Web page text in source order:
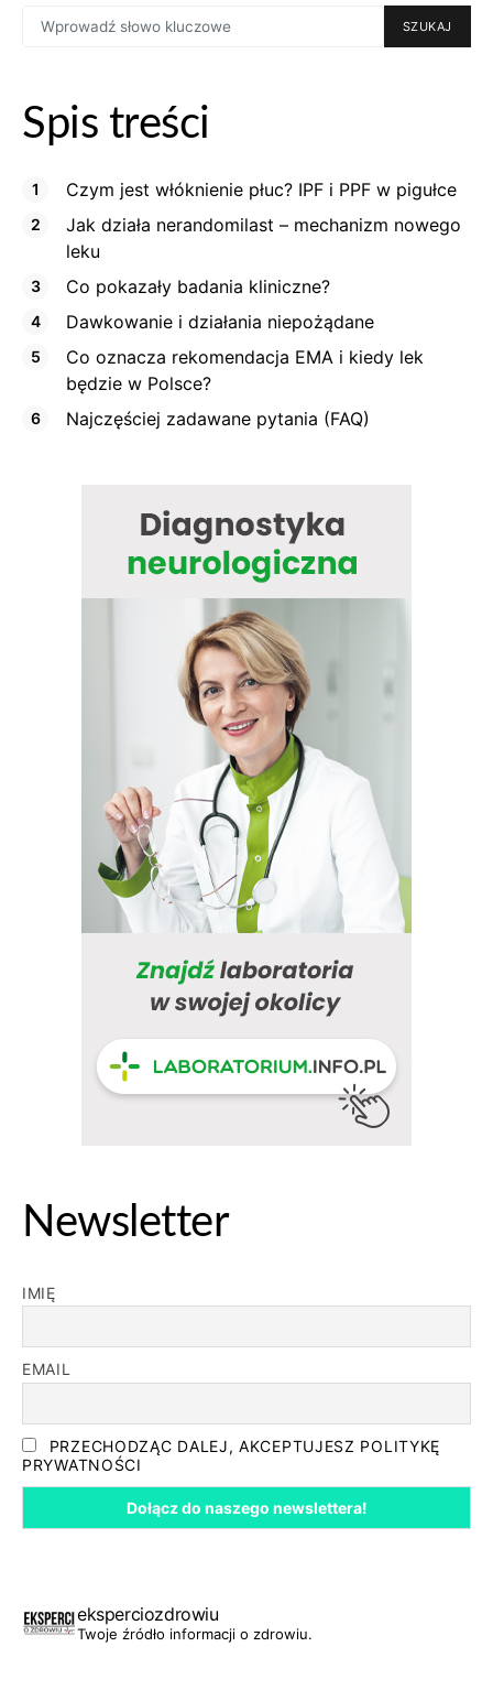
FOR:
SZUKAJ
Spis treści
Czym jest włóknienie płuc? IPF i PPF w pigułce
Jak działa nerandomilast – mechanizm nowego
leku
Co pokazały badania kliniczne?
Dawkowanie i działania niepożądane
Co oznacza rekomendacja EMA i kiedy lek
będzie w Polsce?
Najczęściej zadawane pytania (FAQ)
Newsletter
IMIĘ
EMAIL
PRZECHODZĄC DALEJ, AKCEPTUJESZ POLITYKĘ
PRYWATNOŚCI
eksperciozdrowiu
Twoje źródło informacji o zdrowiu.